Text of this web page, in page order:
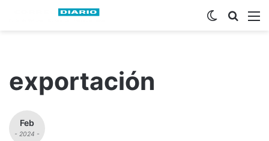
Buscar
Switch skin
exportación
Feb
- 2024 -